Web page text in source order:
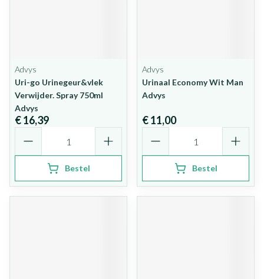
Advys
Uri-go Urinegeur&vlek
Verwijder. Spray 750ml
Advys
€ 16,39
Bestel
Advys
Urinaal Economy Wit Man
Advys
€ 11,00
Bestel